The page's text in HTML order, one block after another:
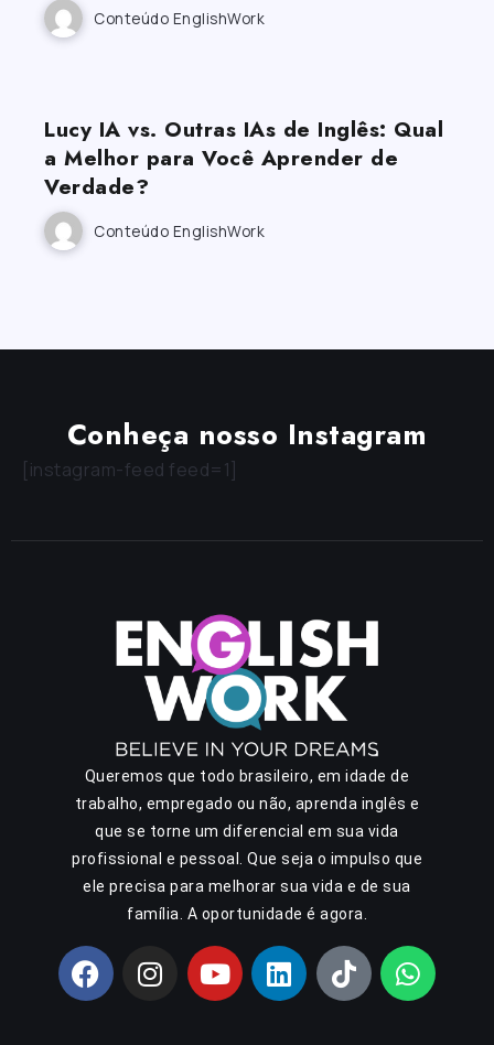
Conteúdo EnglishWork
Lucy IA vs. Outras IAs de Inglês: Qual
a Melhor para Você Aprender de
Verdade?
Conteúdo EnglishWork
Conheça nosso Instagram
[instagram-feed feed=1]
Queremos que todo brasileiro, em idade de
trabalho, empregado ou não, aprenda inglês e
que se torne um diferencial em sua vida
profissional e pessoal. Que seja o impulso que
ele precisa para melhorar sua vida e de sua
família. A oportunidade é agora.